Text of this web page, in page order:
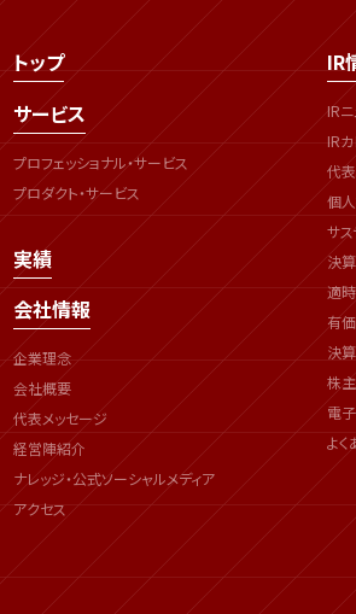
トップ
サービス
プロフェッショナル・サービス
プロダクト・サービス
実績
会社情報
企業理念
会社概要
代表メッセージ
経営陣紹介
ナレッジ・公式ソーシャルメディア
アクセス
IR
IRニ
IR
代
個
サス
決
適
有
決
株
電
よ